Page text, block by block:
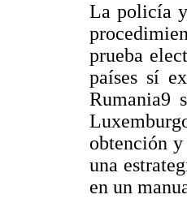
La policía
prueba
países sí
Rumania9
obtención
una
en un